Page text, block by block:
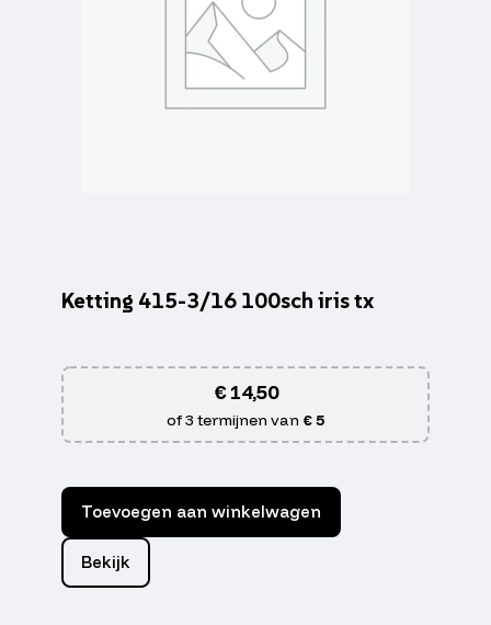
Ketting 415-3/16 100sch iris tx
€14,50
of 3 termijnen van € 5
Toevoegen aan winkelwagen
Bekijk